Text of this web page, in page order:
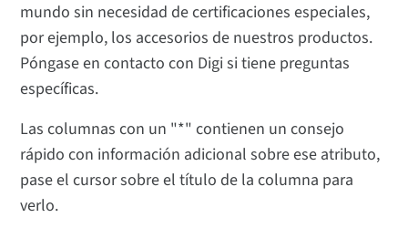
mundo sin necesidad de certificaciones especiales,
por ejemplo, los accesorios de nuestros productos.
Póngase en contacto con Digi si tiene preguntas
específicas.
Las columnas con un "*" contienen un consejo
rápido con información adicional sobre ese atributo,
pase el cursor sobre el título de la columna para
verlo.